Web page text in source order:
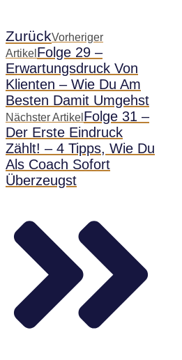
ZurückVorheriger
Artikel Folge 29 –
Erwartungsdruck Von
Klienten – Wie Du Am
Besten Damit Umgehst
Nächster Artikel Folge 31 –
Der Erste Eindruck
Zählt! – 4 Tipps, Wie Du
Als Coach Sofort
Überzeugst